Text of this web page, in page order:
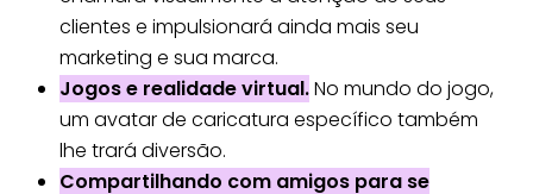
clientes e impulsionará ainda mais seu
marketing e sua marca.
Jogos e realidade virtual.No mundo do jogo,
um avatar de caricatura específico também
lhe trará diversão.
Compartilhando com amigos para se